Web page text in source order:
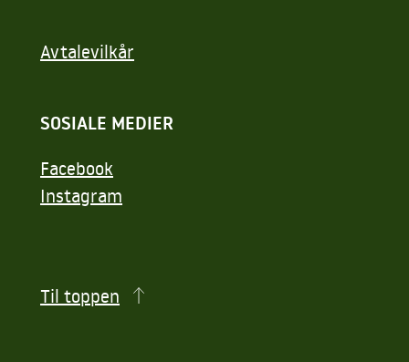
Avtalevilkår
SOSIALE MEDIER
Facebook
Instagram
Til toppen